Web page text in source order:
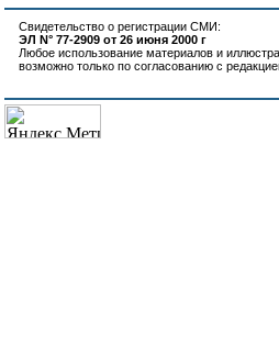
Свидетельство о регистрации СМИ:
ЭЛ N° 77-2909 от 26 июня 2000 г
Любое использование материалов и
возможно только по согласованию с